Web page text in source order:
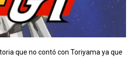
que no contó con Toriyama ya que